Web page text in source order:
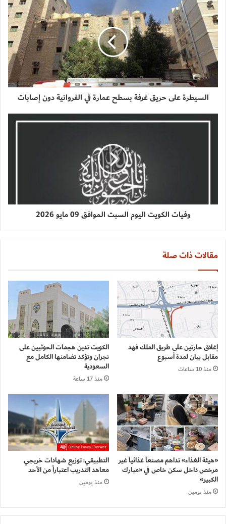
السيطرة على حريق غرفة بسطح عمارة في الفروانية دون إصابات
وفيات الكويت اليوم السبت الموافق 09 مايو 2026
مقالات ذات صلة
إغلاق حارتين على طريق الملك فهد
مقابل بيان لمدة أسبوع
منذ 10 ساعات
الكويت تدين هجمات الحوثيين على
نجران وتؤكد تضامنها الكامل مع
السعودية
منذ 17 ساعة
«هيئة الغذاء» تداهم مصنعاً غذائياً غير
مرخص داخل سكن خاص في «مبارك
الكبير»
منذ يومين
التطبيقي: توزيع شهادات خريجي
معاهد التدريب اعتباراً من الأحد
منذ يومين